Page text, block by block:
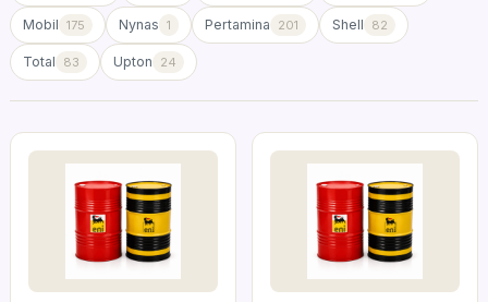
Mobil 175 Nynas 1 Pertamina 201 Shell 82
Total 83 Upton 24